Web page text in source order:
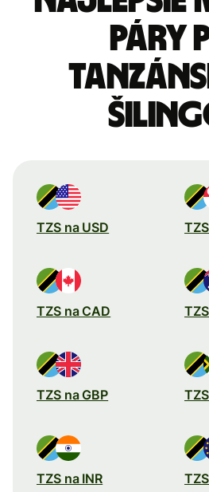
páry
TZS na USD
TZS na CAD
TZS na GBP
TZS na INR